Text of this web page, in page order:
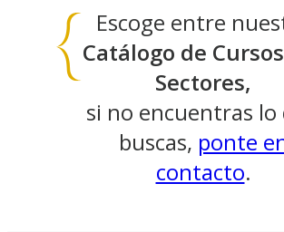
sanitario.
de los siguientes requisitos:
– Haber superado cualquier
de acceso a la universidad
– Certificado de profesionalidad
– Haber superado la prueba
Escoge entre
Catálogo de
Sectores,
si no encuentras lo
buscas, ponte
contacto.